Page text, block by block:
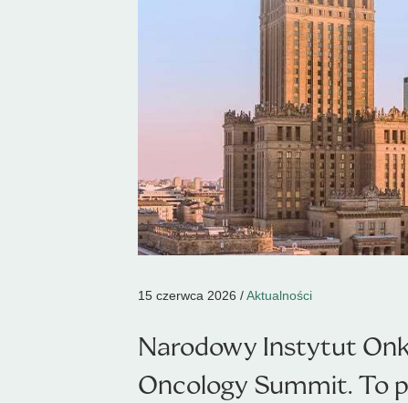
15 czerwca 2026 /Aktualności
Narodowy Instytut
Oncology Summit. To